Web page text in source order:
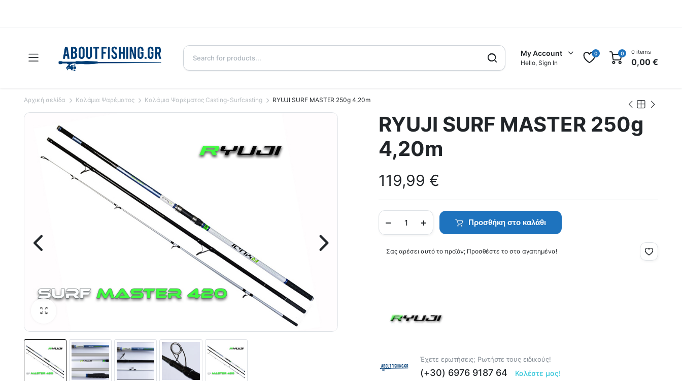
My Account
Hello, Sign In
0 0 0 items
0,00€
Αρχική σελίδα Καλάμια Ψαρέματος Καλάμια Ψαρέματος Casting-Surfcasting RYUJI SURF MASTER 250g 4,20m
RYUJI SURF MASTER 250g
4,20m
119,99 €
Προσθήκη στο καλάθι
Σας αρέσει αυτό το προϊόν; Προσθέστε το στα αγαπημένα!
Έχετε ερωτήσεις; Ρωτήστε τους ειδικούς!
(+30) 6976 9187 64 Καλέστε μας!